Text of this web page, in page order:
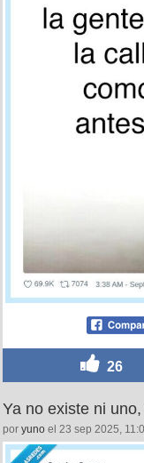
26
Ya no existe ni
por yuno el 23 sep 2025,